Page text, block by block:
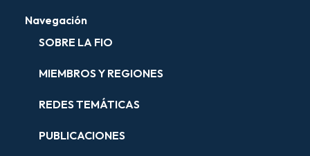
Navegación
SOBRE LA FIO
MIEMBROS Y REGIONES
REDES TEMÁTICAS
PUBLICACIONES